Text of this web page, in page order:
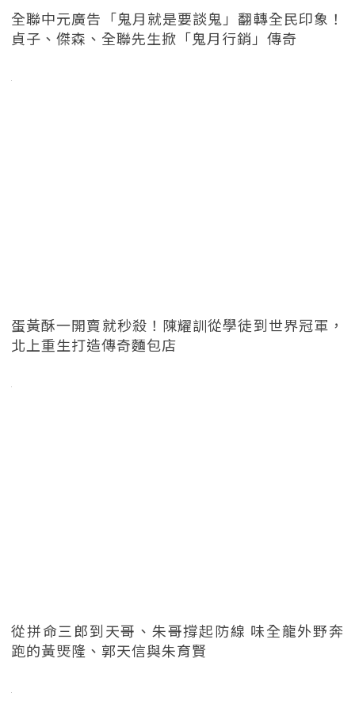
全聯中元廣告「鬼月就是要談鬼」翻轉全民印象！
貞子、傑森、全聯先生掀「鬼月行銷」傳奇
蛋黃酥一開賣就秒殺！陳耀訓從學徒到世界冠軍，
北上重生打造傳奇麵包店
從拼命三郎到天哥、朱哥撐起防線 味全龍外野奔
跑的黃煚隆、郭天信與朱育賢